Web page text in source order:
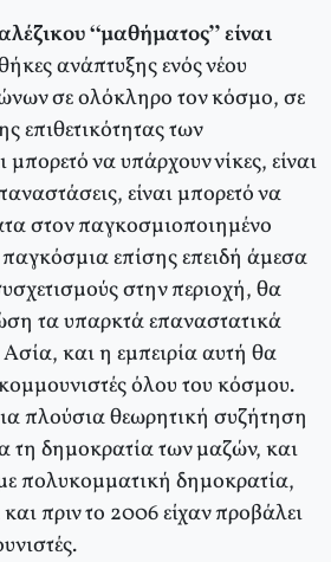
“μαθήματος” είναι
ανάπτυξης ενός νέου
σε ολόκληρο τον κόσμο, σε
επιθετικότητας των
μπορετό να υπάρχουν νίκες, είναι
είναι μπορετό να
στον παγκοσμιοποιημένο
επίσης επειδή άμεσα
στην περιοχή, θα
τα υπαρκτά επαναστατικά
και η εμπειρία αυτή θα
όλου του κόσμου.
πλούσια θεωρητική συζήτηση
τη δημοκρατία των μαζών, και
πολυκομματική δημοκρατία,
πριν το 2006 είχαν προβάλει